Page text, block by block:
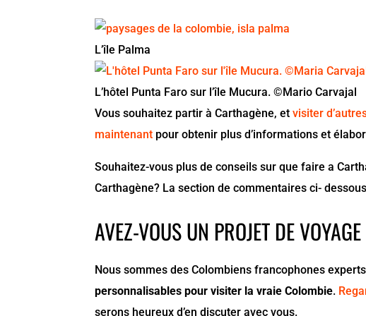
L’île Palma
L’hôtel Punta Faro sur l’île Mucura. ©Mario Carvajal
Vous souhaitez partir à Carthagène, etvisiter
maintenant pour obtenir plus d’informations et
Souhaitez-vous plus de conseils sur que faire a
Carthagène? La section de commentaires ci-
AVEZ-VOUS UN PROJET DE
Nous sommes des Colombiens francophones
personnalisables pour visiter la vraie Colombie.
serons heureux d’en discuter avec vous.